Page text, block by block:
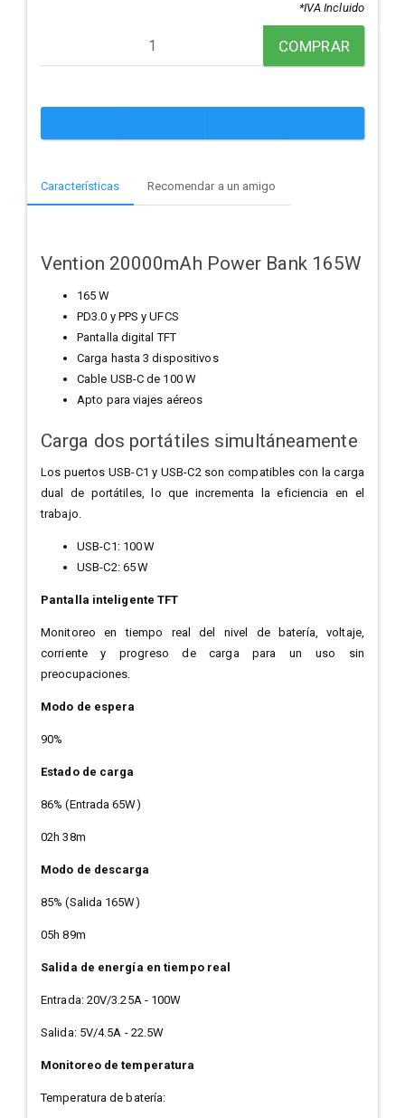
*IVA Incluido
COMPRAR
Características Recomendar a un amigo
Vention 20000mAh Power Bank 165W
165 W
PD3.0 y PPS y UFCS
Pantalla digital TFT
Carga hasta 3 dispositivos
Cable USB-C de 100 W
Apto para viajes aéreos
Carga dos portátiles simultáneamente
Los puertos USB-C1 y USB-C2 son compatibles con la carga
dual de portátiles, lo que incrementa la eficiencia en el
trabajo.
USB-C1: 100 W
USB-C2: 65 W
Pantalla inteligente TFT
Monitoreo en tiempo real del nivel de batería, voltaje,
corriente y progreso de carga para un uso sin
preocupaciones.
Modo de espera
90%
Estado de carga
86% (Entrada 65W)
02h 38m
Modo de descarga
85% (Salida 165W)
05h 89m
Salida de energía en tiempo real
Entrada: 20V/3.25A - 100W
Salida: 5V/4.5A - 22.5W
Monitoreo de temperatura
Temperatura de batería: